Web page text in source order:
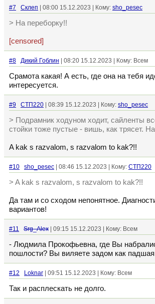
#7 Склеп | 08:00 15.12.2023 | Кому: sho_pesec
> На переборку!!
[censored]
#8 Дикий Гоблин | 08:20 15.12.2023 | Кому: Всем
Срамота какая! А есть, где она на тебя
интересуется.
#9 СТП220 | 08:39 15.12.2023 | Кому: sho_pesec
> Подрамник ходуном ходит, сайленты
стойки тоже пустые - вишь, как трясет.
A kak s razvalom, s razvalom to kak?!!
#10 sho_pesec | 08:46 15.12.2023 | Кому: СТП220
> A kak s razvalom, s razvalom to kak?!!
Да там и со сходом непонятное.
вариантов!
#11 Srg_Alex | 09:15 15.12.2023 | Кому: Всем
- Людмила Прокофьевна, где Вы
пошлости? Вы виляете задом как
#12 Loknar | 09:51 15.12.2023 | Кому: Всем
Так и расплескать не долго.